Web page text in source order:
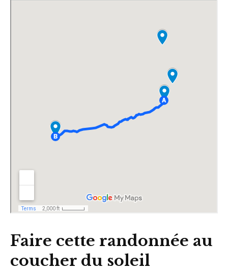
Faire cette randonnée au
coucher du soleil